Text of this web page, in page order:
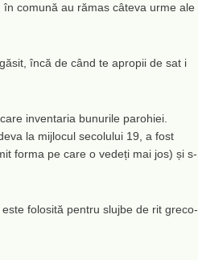
în comună au rămas câteva urme ale
încă de când te apropii de sat i
inventaria bunurile parohiei.
la mijlocul secolului 19, a fost
forma pe care o vedeți mai jos) și s-
folosită pentru slujbe de rit greco-